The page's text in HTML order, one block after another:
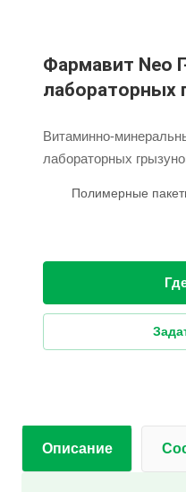
Фармавит Neo
лабораторных
Витаминно-
лабораторных
Полимерные
Описание